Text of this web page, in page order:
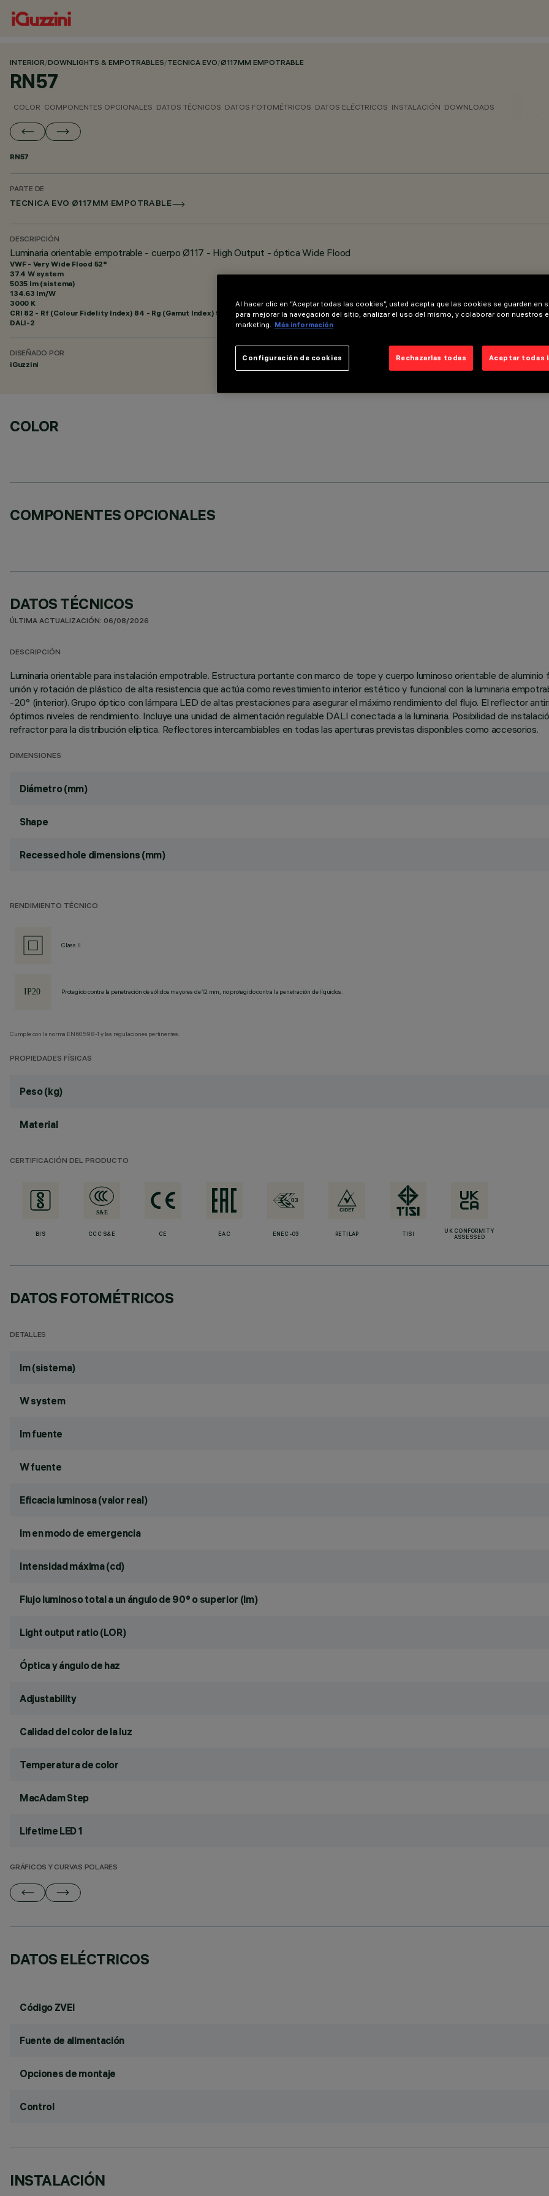
INTERIOR/DOWNLIGHTS & EMPOTRABLES/TECNICA EVO/Ø117MM EMPOTRABLE
RN57
COLOR COMPONENTES OPCIONALES DATOS TÉCNICOS DATOS FOTOMÉTRICOS DATOS ELÉCTRICOS INSTALACIÓN DOWNLOADS
RN57
PARTE DE
TECNICA EVO Ø117MM EMPOTRABLE
DESCRIPCIÓN
Luminaria orientable empotrable - cuerpo Ø117 - High Output - óptica Wide Flood
VWF - Very Wide Flood 52°
37.4 W system
5035 lm (sistema)
134.63 lm/W
3000 K
CRI 82 - Rf (Colour Fidelity Index) 84 - Rg (Gamut Index) 95
DALI-2
DISEÑADO POR
iGuzzini
COLOR
COMPONENTES OPCIONALES
DATOS TÉCNICOS
ÚLTIMA ACTUALIZACIÓN: 06/08/2026
DESCRIPCIÓN
Luminaria orientable para instalación empotrable. Estructura portante con marco de tope y cuerpo luminoso orientable de
unión y rotación de plástico de alta resistencia que actúa como revestimiento interior estético y funcional con la luminaria
-20° (interior). Grupo óptico con lámpara LED de altas prestaciones para asegurar el máximo rendimiento del flujo. El reflector
óptimos niveles de rendimiento. Incluye una unidad de alimentación regulable DALI conectada a la luminaria. Posibilidad de
refractor para la distribución elíptica. Reflectores intercambiables en todas las aperturas previstas disponibles como accesorios.
DIMENSIONES
Diámetro (mm)
Shape
Recessed hole dimensions (mm)
RENDIMIENTO TÉCNICO
Class II
Protegido contra la penetración de sólidos mayores de 12 mm, no protegido contra la penetración de líquidos.
Cumple con la norma EN60598-1 y las regulaciones pertinentes.
PROPIEDADES FÍSICAS
Peso (kg)
Material
CERTIFICACIÓN DEL PRODUCTO
BIS CCC S&E CE EAC ENEC-03 RETILAP TISI
UK CONFORMITY
ASSESSED
DATOS FOTOMÉTRICOS
DETALLES
lm (sistema)
W system
lm fuente
W fuente
Eficacia luminosa (valor real)
lm en modo de emergencia
Intensidad máxima (cd)
Flujo luminoso total a un ángulo de 90° o superior (lm)
Light output ratio (LOR)
Óptica y ángulo de haz
Adjustability
Calidad del color de la luz
Temperatura de color
MacAdam Step
Lifetime LED 1
GRÁFICOS Y CURVAS POLARES
DATOS ELÉCTRICOS
Código ZVEI
Fuente de alimentación
Opciones de montaje
Control
INSTALACIÓN
Al hacer clic en “Aceptar todas las cookies”, usted acepta que las cookies se guarden en
para mejorar la navegación del sitio, analizar el uso del mismo, y colaborar con nuestros
marketing. Más información
Rechazarlas todas Aceptar todas
Configuración de cookies